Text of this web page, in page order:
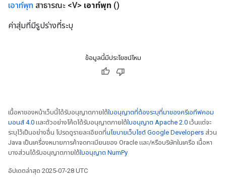
เอาท์พุท สาธารณะ <V> เอาท์พุท ()
ค่าสุ่มที่มีรูปร่างที่ระบุ
ข้อมูลนี้มีประโยชน์ไหม
เนื้อหาของหน้าเว็บนี้ได้รับอนุญาตภายใต้ใบอนุญาตที่ต้องระบุที่มาของครีเอทีฟคอม
มอนส์ 4.0 และตัวอย่างโค้ดได้รับอนุญาตภายใต้ใบอนุญาต Apache 2.0 เว้นแต่จะ
ระบุไว้เป็นอย่างอื่น โปรดดูรายละเอียดที่นโยบายเว็บไซต์ Google Developers ส่วน
Java เป็นเครื่องหมายการค้าจดทะเบียนของ Oracle และ/หรือบริษัทในเครือ เนื้อหา
บางส่วนได้รับอนุญาตภายใต้ใบอนุญาต NumPy
อัปเดตล่าสุด 2025-07-28 UTC